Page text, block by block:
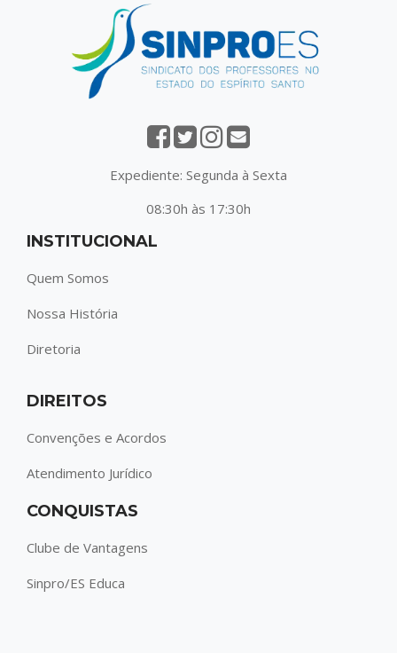
Expediente: Segunda à Sexta
08:30h às 17:30h
INSTITUCIONAL
Quem Somos
Nossa História
Diretoria
DIREITOS
Convenções e Acordos
Atendimento Jurídico
CONQUISTAS
Clube de Vantagens
Sinpro/ES Educa